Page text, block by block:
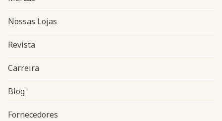
Navegação do rodapé
Nossas Lojas
Revista
Carreira
Blog
Fornecedores